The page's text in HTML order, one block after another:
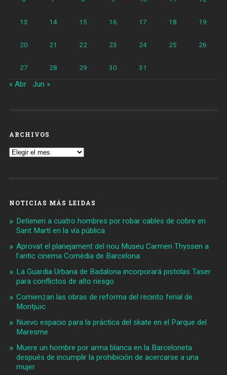
13 14 15 16 17 18 19
20 21 22 23 24 25 26
27 28 29 30 31
« Abr Jun »
ARCHIVOS
Archivos
NOTICIAS MÁS LEIDAS
Detienen a cuatro hombres por robar cables de cobre en
Sant Martí en la vía pública
Aprovat el planejament del nou Museu Carmen Thyssen a
l'antic cinema Comèdia de Barcelona
La Guardia Urbana de Badalona incorporará pistolas Taser
para conflictos de alto riesgo
Comienzan las obras de reforma del recinto ferial de
Montjuïc
Nuevo espacio para la práctica del skate en el Parque del
Maresme
Muere un hombre por arma blanca en la Barceloneta
después de incumplir la prohibición de acercarse a una
mujer